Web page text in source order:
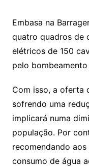
Embasa na
quatro quadros de
elétricos de 150
pelo
Com isso, a oferta
sofrendo uma
implicará numa
população. Por
recomendando
consumo de água